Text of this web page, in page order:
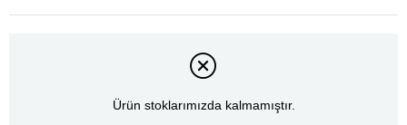
Ürün stoklarımızda kalmamıştır.